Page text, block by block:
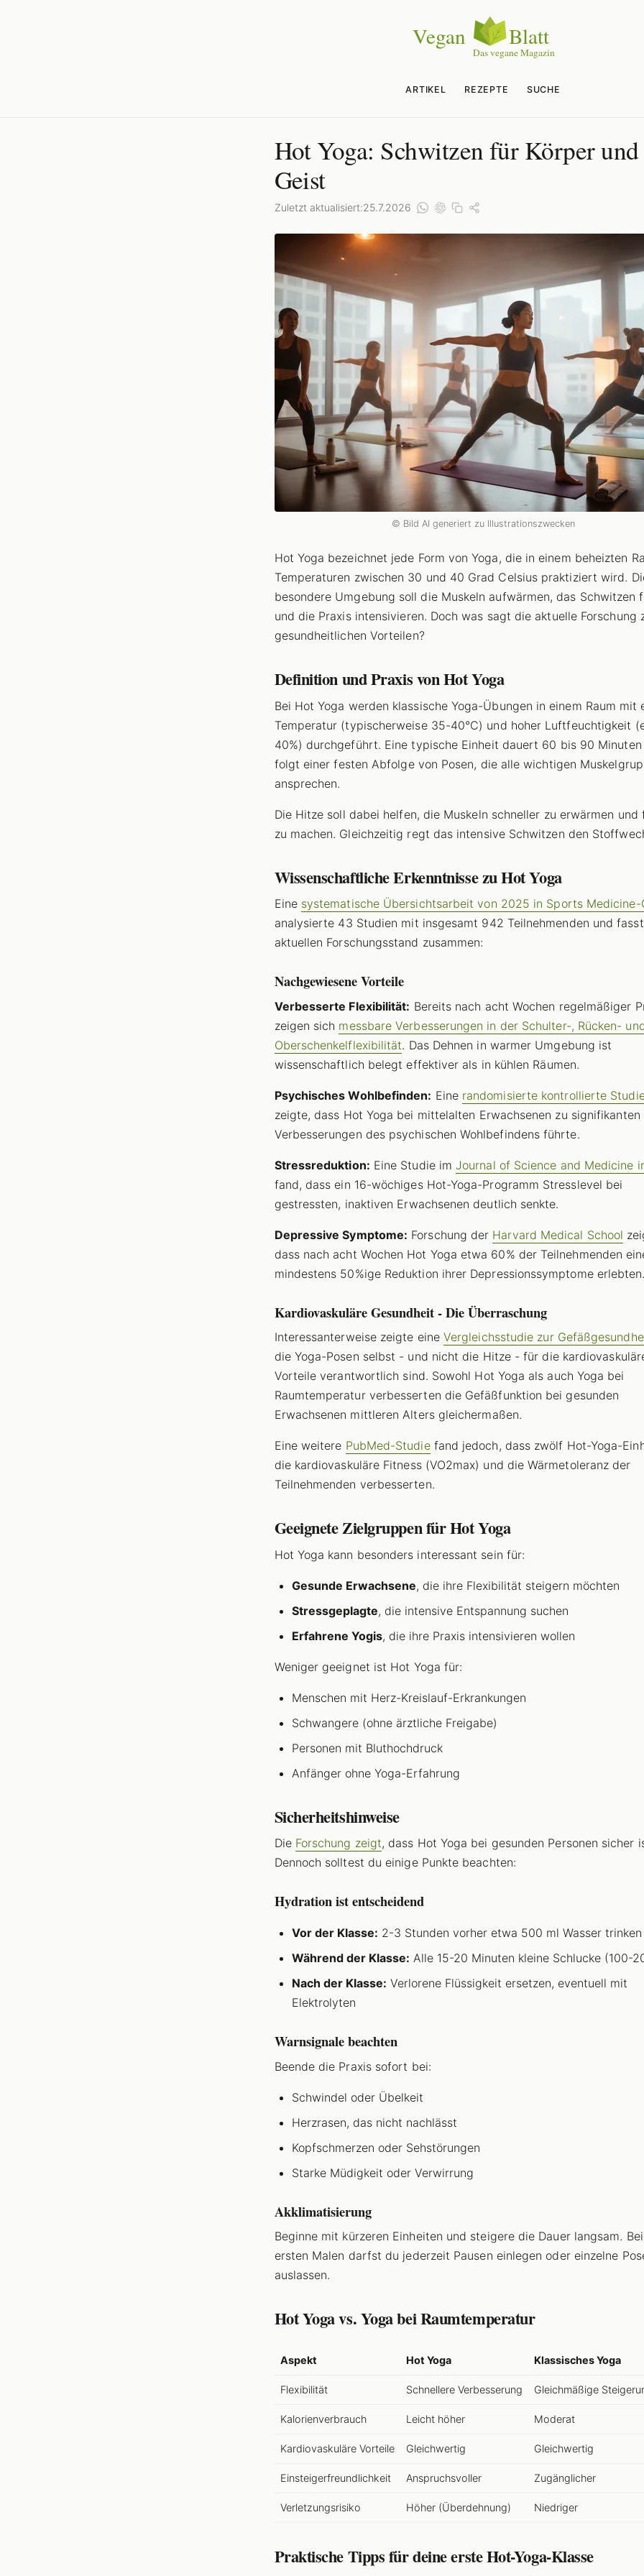
ARTIKEL REZEPTE SUCHE
Hot Yoga: Schwitzen für Körper und
Geist
Zuletzt aktualisiert:25.7.2026
© Bild AI generiert zu Illustrationszwecken
Hot Yoga bezeichnet jede Form von Yoga, die in einem beheizten
Temperaturen zwischen 30 und 40 Grad Celsius praktiziert wird.
besondere Umgebung soll die Muskeln aufwärmen, das Schwitzen
und die Praxis intensivieren. Doch was sagt die aktuelle Forschung
gesundheitlichen Vorteilen?
Definition und Praxis von Hot Yoga
Bei Hot Yoga werden klassische Yoga-Übungen in einem Raum mit
Temperatur (typischerweise 35-40°C) und hoher Luftfeuchtigkeit
40%) durchgeführt. Eine typische Einheit dauert 60 bis 90
folgt einer festen Abfolge von Posen, die alle wichtigen
ansprechen.
Die Hitze soll dabei helfen, die Muskeln schneller zu erwärmen und
zu machen. Gleichzeitig regt das intensive Schwitzen den
Wissenschaftliche Erkenntnisse zu Hot Yoga
Eine systematische Übersichtsarbeit von 2025 in Sports Medicine-
analysierte 43 Studien mit insgesamt 942 Teilnehmenden und
aktuellen Forschungsstand zusammen:
Nachgewiesene Vorteile
Verbesserte Flexibilität: Bereits nach acht Wochen regelmäßiger
zeigen sich messbare Verbesserungen in der Schulter-, Rücken-
Oberschenkelflexibilität. Das Dehnen in warmer Umgebung ist
wissenschaftlich belegt effektiver als in kühlen Räumen.
Psychisches Wohlbefinden: Eine randomisierte kontrollierte
zeigte, dass Hot Yoga bei mittelalten Erwachsenen zu signifikanten
Verbesserungen des psychischen Wohlbefindens führte.
Stressreduktion: Eine Studie imJournal of Science and Medicine
fand, dass ein 16-wöchiges Hot-Yoga-Programm Stresslevel bei
gestressten, inaktiven Erwachsenen deutlich senkte.
Depressive Symptome: Forschung der Harvard Medical School
dass nach acht Wochen Hot Yoga etwa 60% der Teilnehmenden
mindestens 50%ige Reduktion ihrer Depressionssymptome
Kardiovaskuläre Gesundheit - Die Überraschung
Interessanterweise zeigte eine Vergleichsstudie zur
die Yoga-Posen selbst - und nicht die Hitze - für die
Vorteile verantwortlich sind. Sowohl Hot Yoga als auch Yoga bei
Raumtemperatur verbesserten die Gefäßfunktion bei gesunden
Erwachsenen mittleren Alters gleichermaßen.
Eine weitere PubMed-Studiefand jedoch, dass zwölf Hot-Yoga-
die kardiovaskuläre Fitness (VO2max) und die Wärmetoleranz der
Teilnehmenden verbesserten.
Geeignete Zielgruppen für Hot Yoga
Hot Yoga kann besonders interessant sein für:
Gesunde Erwachsene, die ihre Flexibilität steigern möchten
Stressgeplagte, die intensive Entspannung suchen
Erfahrene Yogis, die ihre Praxis intensivieren wollen
Weniger geeignet ist Hot Yoga für:
Menschen mit Herz-Kreislauf-Erkrankungen
Schwangere (ohne ärztliche Freigabe)
Personen mit Bluthochdruck
Anfänger ohne Yoga-Erfahrung
Sicherheitshinweise
Die Forschung zeigt, dass Hot Yoga bei gesunden Personen sicher
Dennoch solltest du einige Punkte beachten:
Hydration ist entscheidend
Vor der Klasse: 2-3 Stunden vorher etwa 500 ml Wasser trinken
Während der Klasse: Alle 15-20 Minuten kleine Schlucke (100-
Nach der Klasse: Verlorene Flüssigkeit ersetzen, eventuell mit
Elektrolyten
Warnsignale beachten
Beende die Praxis sofort bei:
Schwindel oder Übelkeit
Herzrasen, das nicht nachlässt
Kopfschmerzen oder Sehstörungen
Starke Müdigkeit oder Verwirrung
Akklimatisierung
Beginne mit kürzeren Einheiten und steigere die Dauer langsam.
ersten Malen darfst du jederzeit Pausen einlegen oder einzelne
auslassen.
Hot Yoga vs. Yoga bei Raumtemperatur
Aspekt Hot Yoga Klassisches Yoga
Flexibilität Schnellere Verbesserung Gleichmäßige
Kalorienverbrauch Leicht höher Moderat
Kardiovaskuläre Vorteile Gleichwertig Gleichwertig
Einsteigerfreundlichkeit Anspruchsvoller Zugänglicher
Verletzungsrisiko Höher (Überdehnung) Niedriger
Praktische Tipps für deine erste Hot-Yoga-Klasse